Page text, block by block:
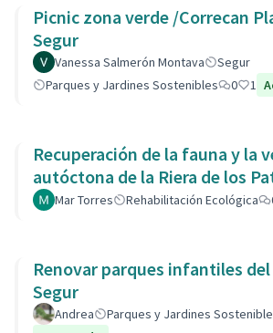
Picnic zona verde /Correcan
Segur
Vanessa Salmerón Montava
Segur
Parques y Jardines Sostenibles
0 1
Recuperación de la fauna y la
autóctona de la Riera de los
Mar Torres Rehabilitación Ecológica
Renovar parques infantiles
Segur
Andrea Parques y Jardines